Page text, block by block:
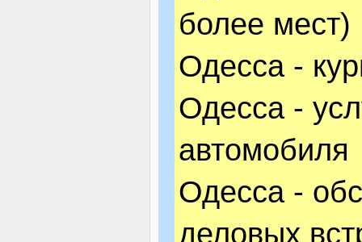
более мест)
Одесса -
Одесса -
автомобиля
Одесса -
деловых